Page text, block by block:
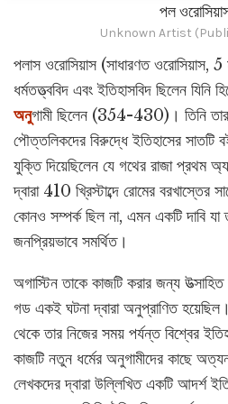
পল
Unknown Artist
পলাস ওরোসিয়াস (সাধারণত ওরোসিয়াস, 5
ধর্মতত্ত্ববিদ এবং ইতিহাসবিদ ছিলেন যিনি
অনুগামী ছিলেন (354-430)। তিনি তার
পৌত্তলিকদের বিরুদ্ধে ইতিহাসের সাতটি
যুক্তি দিয়েছিলেন যে গথের রাজা
দ্বারা 410 খ্রিস্টাব্দে রোমের বরখাস্তের
কোনও সম্পর্ক ছিল না, এমন একটি দাবি
জনপ্রিয়ভাবে সমর্থিত।
অগাস্টিন তাকে কাজটি করার জন্য
গড একই ঘটনা দ্বারা অনুপ্রাণিত হয়েছিল।
থেকে তার নিজের সময় পর্যন্ত বিশ্বের
কাজটি নতুন ধর্মের অনুগামীদের কাছে
লেখকদের দ্বারা উল্লিখিত একটি আদর্শ